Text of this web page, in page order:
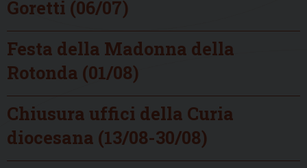
Goretti (06/07)
Festa della Madonna della
Rotonda (01/08)
Chiusura uffici della Curia
diocesana (13/08-30/08)